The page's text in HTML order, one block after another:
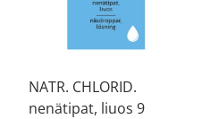
NATR. CHLORID.
nenätipat, liuos 9